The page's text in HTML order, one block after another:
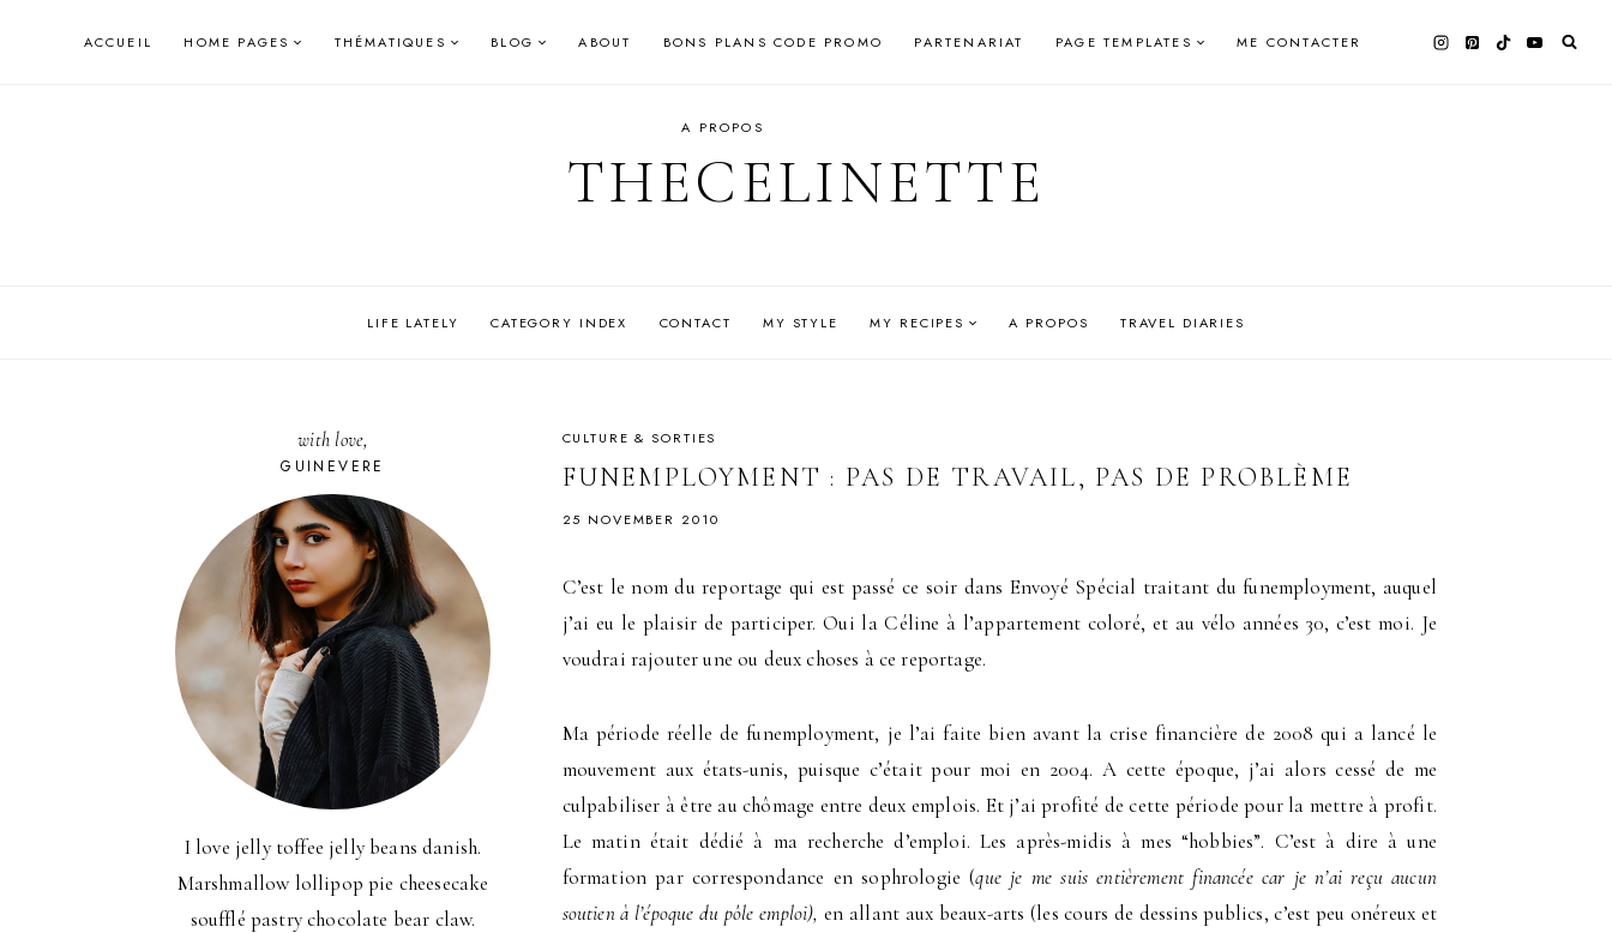
ACCUEIL HOME PAGES THÉMATIQUES BLOG ABOUT BONS PLANS CODE PROMO PARTENARIAT PAGE TEMPLATES ME CONTACTER
A PROPOS
THECELINETTE
LIFE LATELY CATEGORY INDEX CONTACT MY STYLE MY RECIPES A PROPOS TRAVEL DIARIES
CULTURE & SORTIES
FUNEMPLOYMENT : PAS DE TRAVAIL, PAS DE PROBLÈME
25 NOVEMBER 2010
C’est le nom du reportage qui est passé ce soir dans Envoyé Spécial traitant du funemployment, auquel
j’ai eu le plaisir de participer. Oui la Céline à l’appartement coloré, et au vélo années 30, c’est moi. Je
voudrai rajouter une ou deux choses à ce reportage.
Ma période réelle de funemployment, je l’ai faite bien avant la crise financière de 2008 qui a lancé le
mouvement aux états-unis, puisque c’était pour moi en 2004. A cette époque, j’ai alors cessé de me
culpabiliser à être au chômage entre deux emplois. Et j’ai profité de cette période pour la mettre à profit.
Le matin était dédié à ma recherche d’emploi. Les après-midis à mes “hobbies”. C’est à dire à une
formation par correspondance en sophrologie (que je me suis entièrement financée car je n’ai reçu aucun
soutien à l’époque du pôle emploi),en allant aux beaux-arts (les cours de dessins publics, c’est peu onéreux et
with love,
GUINEVERE
I love jelly toffee jelly beans danish.
Marshmallow lollipop pie cheesecake
soufflé pastry chocolate bear claw.